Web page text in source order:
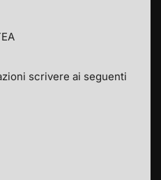
scrivere ai seguenti